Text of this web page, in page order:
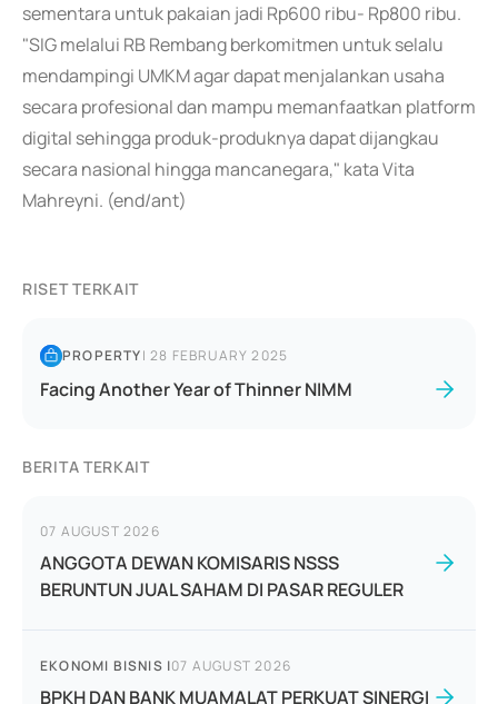
sementara untuk pakaian jadi Rp600 ribu- Rp800 ribu.
"SIG melalui RB Rembang berkomitmen untuk selalu
mendampingi UMKM agar dapat menjalankan usaha
secara profesional dan mampu memanfaatkan platform
digital sehingga produk-produknya dapat dijangkau
secara nasional hingga mancanegara," kata Vita
Mahreyni. (end/ant)
RISET TERKAIT
PROPERTY|28 FEBRUARY 2025
Facing Another Year of Thinner NIMM
BERITA TERKAIT
07 AUGUST 2026
ANGGOTA DEWAN KOMISARIS NSSS
BERUNTUN JUAL SAHAM DI PASAR REGULER
EKONOMI BISNIS |07 AUGUST 2026
BPKH DAN BANK MUAMALAT PERKUAT SINERGI